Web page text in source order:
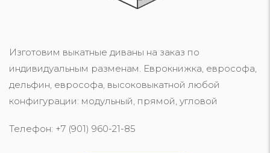
Изготовим выкатные диваны на заказ по
индивидуальным разменам. Еврокнижка, еврософа,
дельфин, еврософа, высоковыкатной любой
конфигурации: модульный, прямой, угловой
Телефон: +7 (901) 960-21-85